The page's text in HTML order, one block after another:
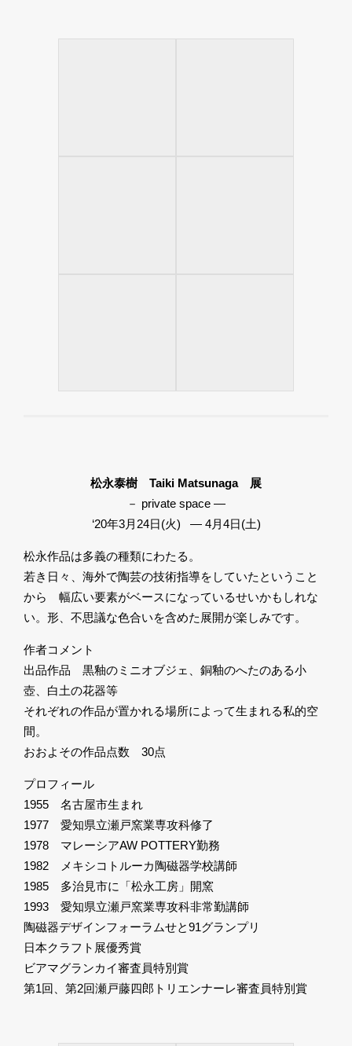
松永泰樹 Taiki Matsunaga 展
－ private space ―
‘20年3月24日(火) ― 4月4日(土)
松永作品は多義の種類にわたる。
若き日々、海外で陶芸の技術指導をしていたということ
から 幅広い要素がベースになっているせいかもしれな
い。形、不思議な色合いを含めた展開が楽しみです。
作者コメント
出品作品 黒釉のミニオブジェ、銅釉のへたのある小
壺、白土の花器等
それぞれの作品が置かれる場所によって生まれる私的空
間。
おおよその作品点数 30点
プロフィール
1955 名古屋市生まれ
1977 愛知県立瀬戸窯業専攻科修了
1978 マレーシアAW POTTERY勤務
1982 メキシコトルーカ陶磁器学校講師
1985 多治見市に「松永工房」開窯
1993 愛知県立瀬戸窯業専攻科非常勤講師
陶磁器デザインフォーラムせと91グランプリ
日本クラフト展優秀賞
ビアマグランカイ審査員特別賞
第1回、第2回瀬戸藤四郎トリエンナーレ審査員特別賞